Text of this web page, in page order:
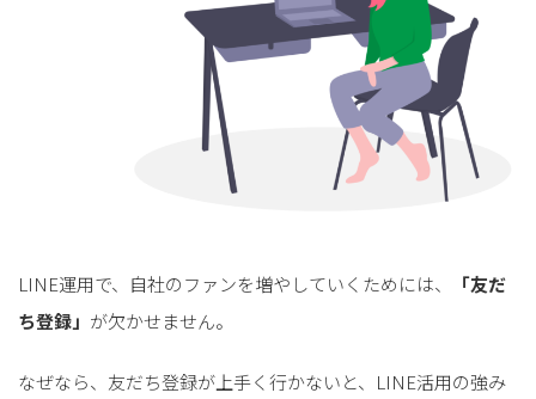
LINE運用で、自社のファンを増やしていくためには、
「友だ
ち登録」 が欠かせません。
なぜなら、友だち登録が上手く行かないと、LINE活用の強み